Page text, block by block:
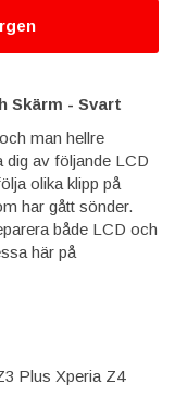
Skärm​ - Svart
man hellre
dig av följande LCD
olika klipp på
har gått sönder.
både LCD och
här på
Plus Xperia Z4